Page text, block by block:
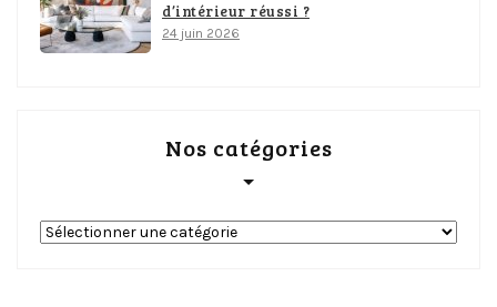
d’intérieur réussi ?
24 juin 2026
Nos catégories